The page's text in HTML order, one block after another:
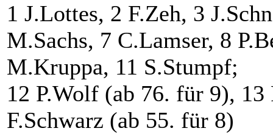
1 J.Lottes, 2 F.Zeh, 3
M.Sachs, 7 C.Lamser, 8
M.Kruppa, 11 S.Stumpf;
12 P.Wolf (ab 76. für 9),
F.Schwarz (ab 55. für 8)